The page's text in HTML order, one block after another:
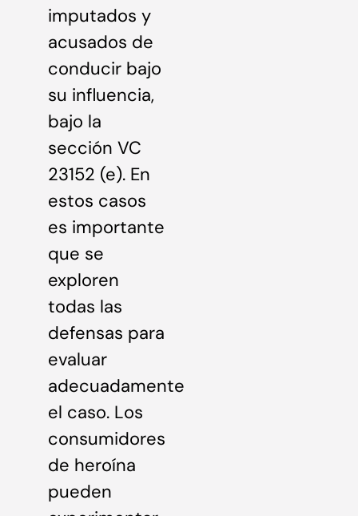
imputados y
acusados de
conducir bajo
su influencia,
bajo la
sección VC
23152 (e). En
estos casos
es importante
que se
exploren
todas las
defensas para
evaluar
adecuadamente
el caso. Los
consumidores
de heroína
pueden